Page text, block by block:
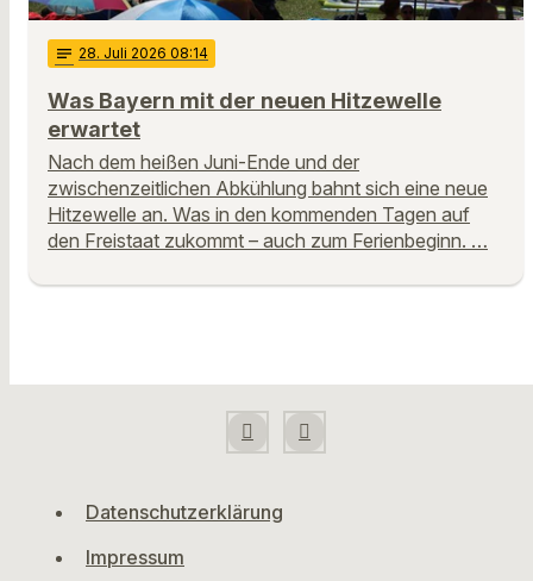
notes 28. Juli 2026 08:14
Was Bayern mit der neuen Hitzewelle
erwartet
Nach dem heißen Juni-Ende und der
zwischenzeitlichen Abkühlung bahnt sich eine neue
Hitzewelle an. Was in den kommenden Tagen auf
den Freistaat zukommt – auch zum Ferienbeginn. …
Datenschutzerklärung
Impressum